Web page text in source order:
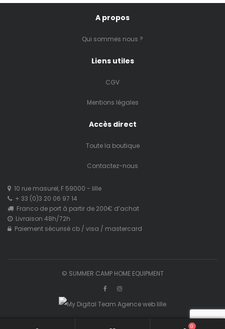
A propos
Qui sommes nous ?
Liens utiles
CGV
Mentions légales
Accès direct
Toute la boutique
Contactez-nous
10 rue masurel, F 59000 - lille
+ 33 (0)3 20 06 97 14
Franco de port à partir de 200€ d’achat
Livraison 48h/72h
Paiement sécurisé cb / visa / mastercard
© SUMMER CAMP HOME EQUIPMENT
0